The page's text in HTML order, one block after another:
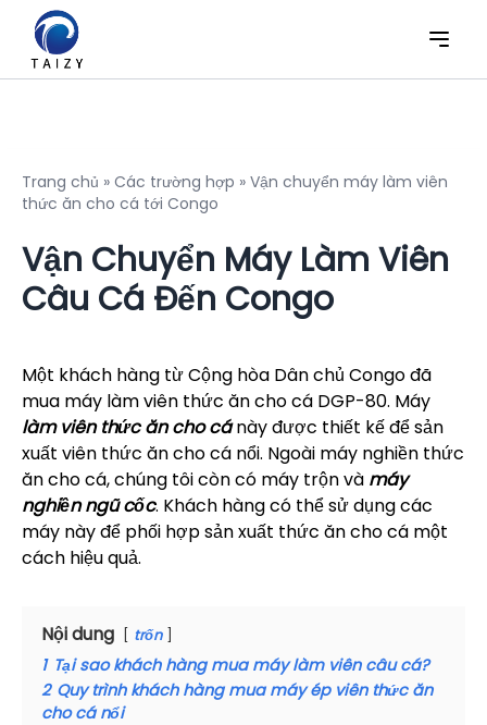
Trang chủ » Các trường hợp » Vận chuyển máy làm viên
thức ăn cho cá tới Congo
Vận Chuyển Máy Làm Viên
Câu Cá Đến Congo
Một khách hàng từ Cộng hòa Dân chủ Congo đã
mua máy làm viên thức ăn cho cá DGP-80. Máy
làm viên thức ăn cho cánày được thiết kế để sản
xuất viên thức ăn cho cá nổi. Ngoài máy nghiền thức
ăn cho cá, chúng tôi còn có máy trộn và máy
nghiền ngũ cốc. Khách hàng có thể sử dụng các
máy này để phối hợp sản xuất thức ăn cho cá một
cách hiệu quả.
Nội dung trốn
1 Tại sao khách hàng mua máy làm viên câu cá?
2 Quy trình khách hàng mua máy ép viên thức ăn
cho cá nổi